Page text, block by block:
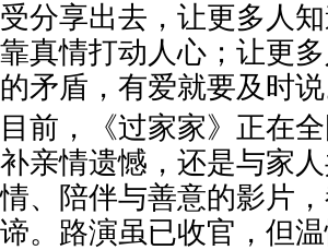
受分享出去，让更多人
靠真情打动人心；让更
的矛盾，有爱就要及时说
目前，《过家家》正在
补亲情遗憾，还是与家
情、陪伴与善意的影片
谛。路演虽已收官，但